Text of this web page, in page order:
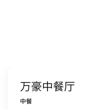
万豪中餐厅
中餐